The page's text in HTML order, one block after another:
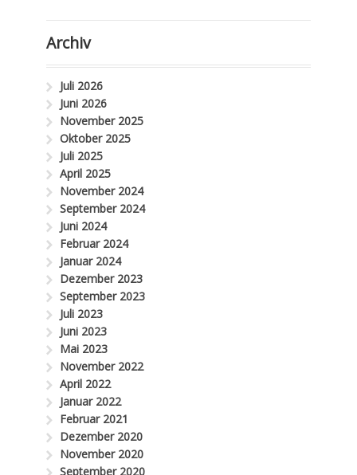
Archiv
Juli 2026
Juni 2026
November 2025
Oktober 2025
Juli 2025
April 2025
November 2024
September 2024
Juni 2024
Februar 2024
Januar 2024
Dezember 2023
September 2023
Juli 2023
Juni 2023
Mai 2023
November 2022
April 2022
Januar 2022
Februar 2021
Dezember 2020
November 2020
September 2020